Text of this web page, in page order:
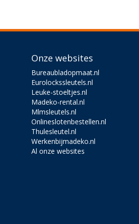
Onze websites
Bureaubladopmaat.nl
Eurolockssleutels.nl
Leuke-stoeltjes.nl
Madeko-rental.nl
Mlmsleutels.nl
Onlineslotenbestellen.nl
Thulesleutel.nl
Werkenbijmadeko.nl
Al onze websites